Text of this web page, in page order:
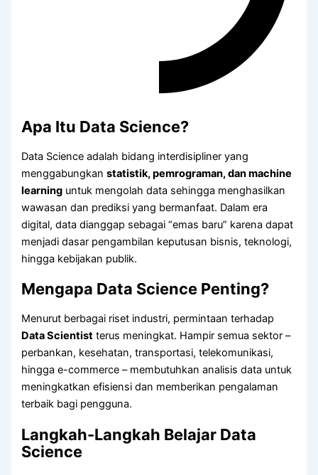
Apa Itu Data Science?
Data Science adalah bidang interdisipliner yang
menggabungkanstatistik, pemrograman, dan machine
learning untuk mengolah data sehingga menghasilkan
wawasan dan prediksi yang bermanfaat. Dalam era
digital, data dianggap sebagai “emas baru” karena dapat
menjadi dasar pengambilan keputusan bisnis, teknologi,
hingga kebijakan publik.
Mengapa Data Science Penting?
Menurut berbagai riset industri, permintaan terhadap
Data Scientist terus meningkat. Hampir semua sektor –
perbankan, kesehatan, transportasi, telekomunikasi,
hingga e-commerce – membutuhkan analisis data untuk
meningkatkan efisiensi dan memberikan pengalaman
terbaik bagi pengguna.
Langkah-Langkah Belajar Data
Science